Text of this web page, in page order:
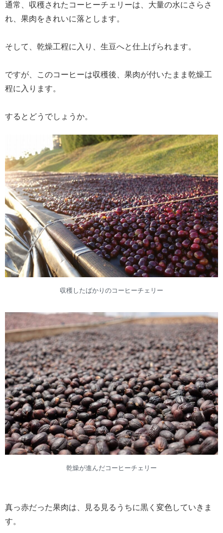
通常、収穫されたコーヒーチェリーは、大量の水にさらさ
れ、果肉をきれいに落とします。
そして、乾燥工程に入り、生豆へと仕上げられます。
ですが、このコーヒーは収穫後、果肉が付いたまま乾燥工
程に入ります。
するとどうでしょうか。
収穫したばかりのコーヒーチェリー
乾燥が進んだコーヒーチェリー
真っ赤だった果肉は、見る見るうちに黒く変色していきま
す。